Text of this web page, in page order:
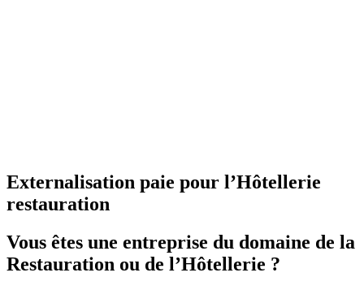
Externalisation paie pour l’Hôtellerie
restauration
Vous êtes une entreprise du domaine de la
Restauration ou de l’Hôtellerie ?